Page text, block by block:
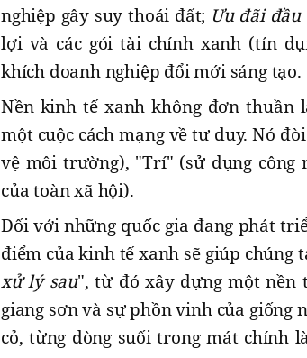
nghiệp gây suy thoái đất; Ưu đãi
lợi và các gói tài chính xanh (tín
khích doanh nghiệp đổi mới sáng tạo.
Nền kinh tế xanh không đơn
một cuộc cách mạng về tư duy. Nó
vệ môi trường), "Trí" (sử dụng công
của toàn xã hội).
Đối với những quốc gia đang phát
điểm của kinh tế xanh sẽ giúp chúng
xử lý sau", từ đó xây dựng một nền
giang sơn và sự phồn vinh của giống
cỏ, từng dòng suối trong mát chính